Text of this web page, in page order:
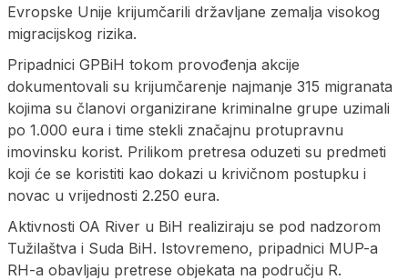
Evropske Unije krijumčarili državljane zemalja visokog
migracijskog rizika.
Pripadnici GPBiH tokom provođenja akcije
dokumentovali su krijumčarenje najmanje 315 migranata
kojima su članovi organizirane kriminalne grupe uzimali
po 1.000 eura i time stekli značajnu protupravnu
imovinsku korist. Prilikom pretresa oduzeti su predmeti
koji će se koristiti kao dokazi u krivičnom postupku i
novac u vrijednosti 2.250 eura.
Aktivnosti OA River u BiH realiziraju se pod nadzorom
Tužilaštva i Suda BiH. Istovremeno, pripadnici MUP-a
RH-a obavljaju pretrese objekata na području R.